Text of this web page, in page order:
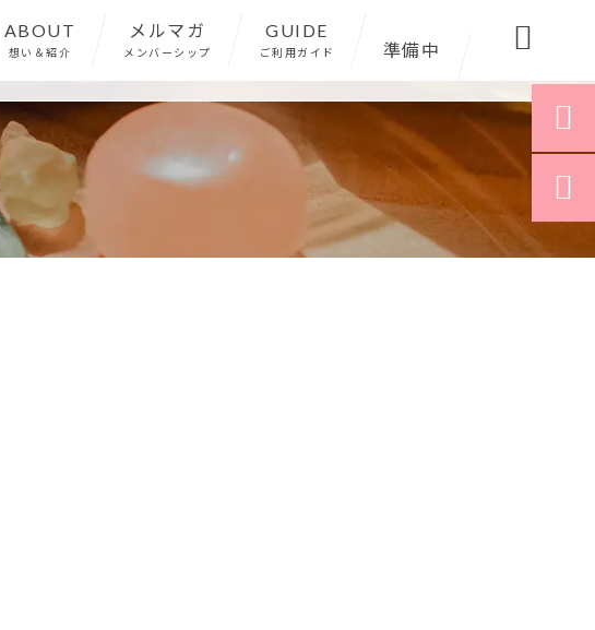
ABOUT
想い＆紹介
サロン紹介
メルマガ
メンバーシップ
GUIDE
ご利用ガイド 準備中 

